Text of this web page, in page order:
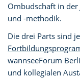
Ombudschaft in
und -methodik.
Die drei Parts sind
wannseeForum
und kollegialen